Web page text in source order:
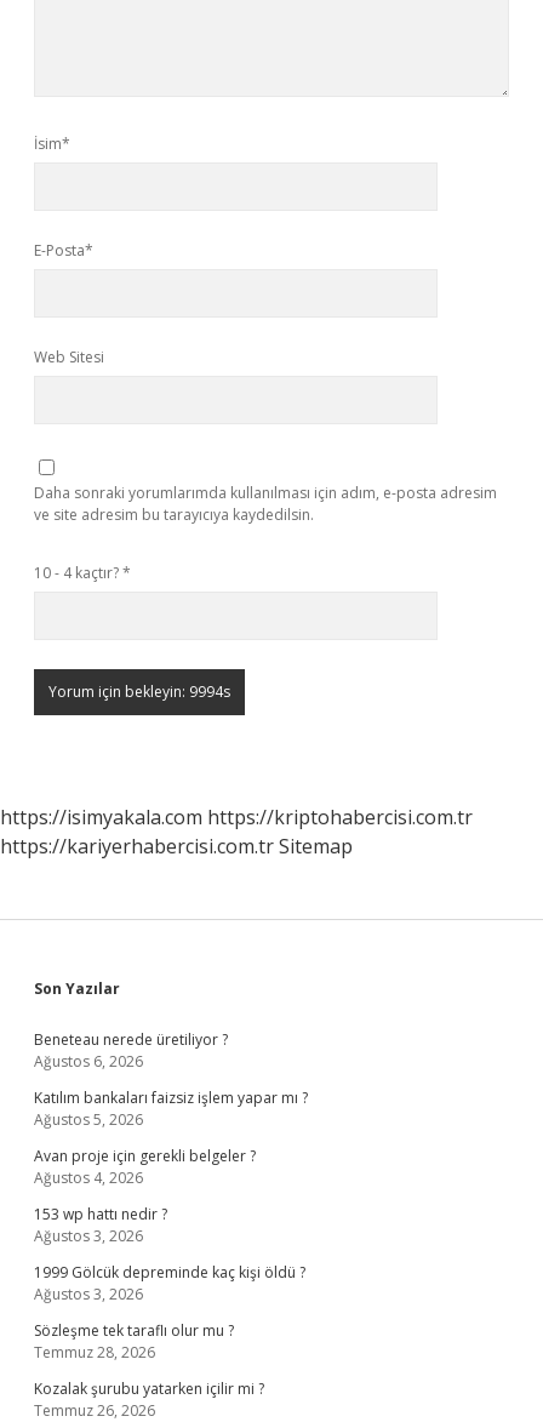
İsim*
E-Posta*
Web Sitesi
Daha sonraki yorumlarımda kullanılması için adım, e-posta adresim
ve site adresim bu tarayıcıya kaydedilsin.
10 - 4 kaçtır?*
https://isimyakala.com https://kriptohabercisi.com.tr
https://kariyerhabercisi.com.trSitemap
Sidebar
Son Yazılar
Beneteau nerede üretiliyor ?
Ağustos 6, 2026
Katılım bankaları faizsiz işlem yapar mı ?
Ağustos 5, 2026
Avan proje için gerekli belgeler ?
Ağustos 4, 2026
153 wp hattı nedir ?
Ağustos 3, 2026
1999 Gölcük depreminde kaç kişi öldü ?
Ağustos 3, 2026
Sözleşme tek taraflı olur mu ?
Temmuz 28, 2026
Kozalak şurubu yatarken içilir mi ?
Temmuz 26, 2026